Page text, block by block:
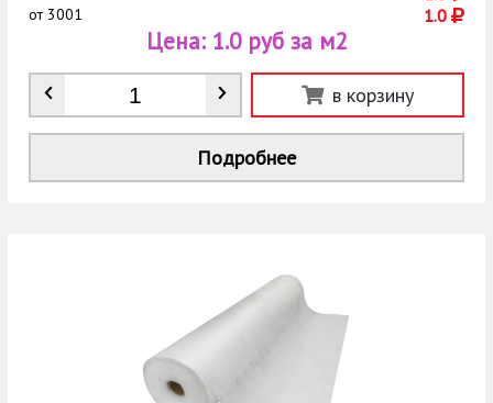
от3001 1.0
Количество
Цена: 1.0 руб за м2
в корзину
Подробнее